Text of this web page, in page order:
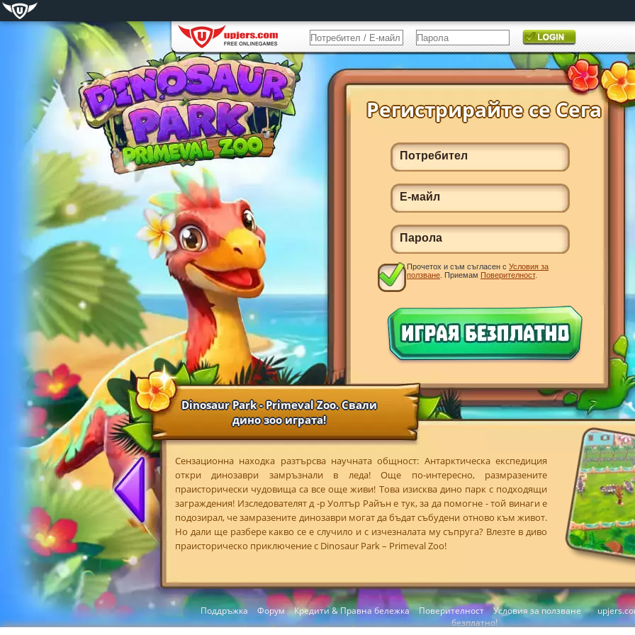
Поддръжка Форум Кредити & Правна бележка Поверителност Условия за ползване
безплатно!
Dinosaur Park - Primeval Zoo. Свали
дино зоо играта!
Сензационна находка разтърсва научната общност: Антарктическа експедиция
откри динозаври замръзнали в леда! Още по-интересно, размразените
праисторически чудовища са все още живи! Това изисква дино парк с подходящи
заграждения! Изследователят д -р Уолтър Райън е тук, за да помогне - той винаги е
подозирал, че замразените динозаври могат да бъдат събудени отново към живот.
Но дали ще разбере какво се е случило и с изчезналата му съпруга? Влезте в диво
праисторическо приключение с Dinosaur Park – Primeval Zoo!
Прочетох и съм съгласен с Условия за
ползване . Приемам Поверителност.